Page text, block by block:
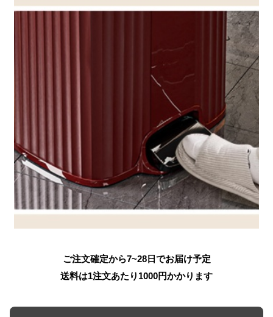
ご注文確定から7~28日でお届け予定
送料は1注文あたり 1000円かかります